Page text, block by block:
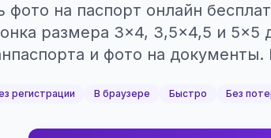
фото на паспорт онлайн
размера 3×4, 3,5×4,5 и 5×5
и фото на документы.
регистрации В браузере Быстро Без